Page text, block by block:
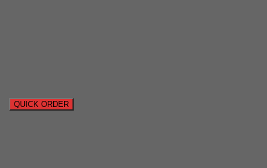
QUICK ORDER